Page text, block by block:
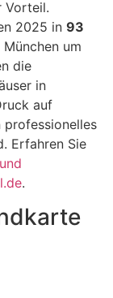
Vorteil.
2025 in 93
um
die
in
auf
professionelles
Erfahren Sie
.